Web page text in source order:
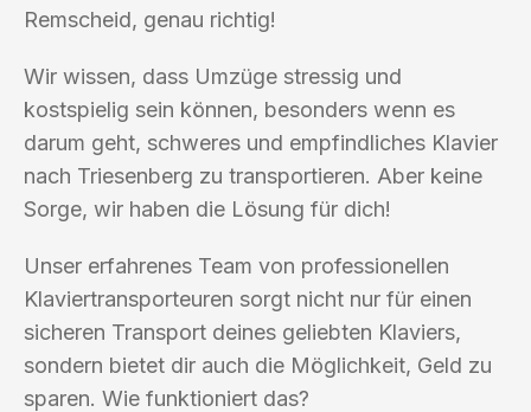
Remscheid, genau richtig!
Wir wissen, dass Umzüge stressig und
kostspielig sein können, besonders wenn es
darum geht, schweres und empfindliches Klavier
nach Triesenberg zu transportieren. Aber keine
Sorge, wir haben die Lösung für dich!
Unser erfahrenes Team von professionellen
Klaviertransporteuren sorgt nicht nur für einen
sicheren Transport deines geliebten Klaviers,
sondern bietet dir auch die Möglichkeit, Geld zu
sparen. Wie funktioniert das?